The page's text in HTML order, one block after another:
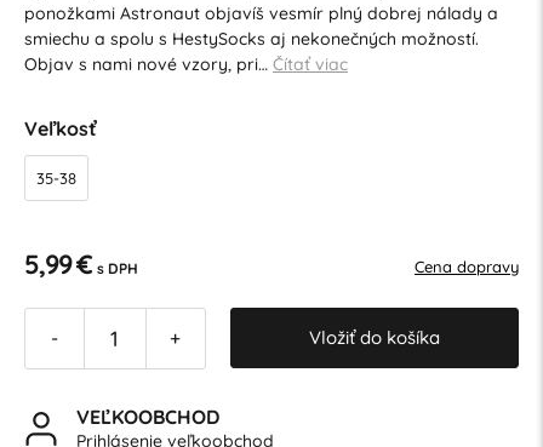
ponožkami Astronaut objavíš vesmír plný dobrej nálady a
smiechu a spolu s HestySocks aj nekonečných možností.
Objav s nami nové vzory, pri… Čítať viac
Veľkosť
35-38
5,99 € s DPH Cena dopravy
- + Vložiť do košíka
VEĽKOOBCHOD
Prihlásenie veľkoobchod